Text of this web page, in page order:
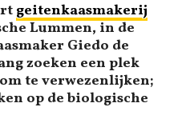
geitenkaasmakerij
Lummen, in de
Giedo de
zoeken een plek
te verwezenlijken;
op de biologische